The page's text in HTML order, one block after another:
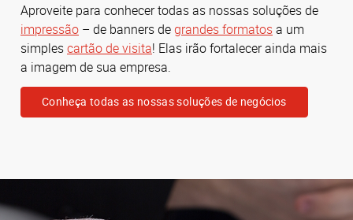
Aproveite para conhecer todas as nossas soluções de
impressão – de banners degrandes formatosa um
simplescartão de visita! Elas irão fortalecer ainda mais
a imagem de sua empresa.
Conheça todas as nossas soluções de negócios